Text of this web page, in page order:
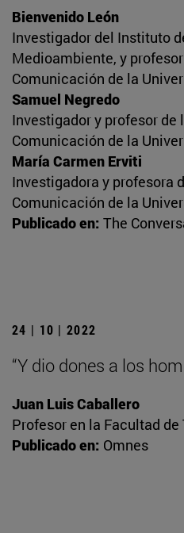
Bienvenido León
Investigador del Instituto
Medioambiente, y
Comunicación de la
Samuel Negredo
Investigador y profesor de
Comunicación de la
María Carmen Erviti
Investigadora y profesora
Comunicación de la
Publicado en: The
24 | 10 | 2022
“Y dio dones a los
Juan Luis Caballero
Profesor en la Facultad de
Publicado en: Omnes